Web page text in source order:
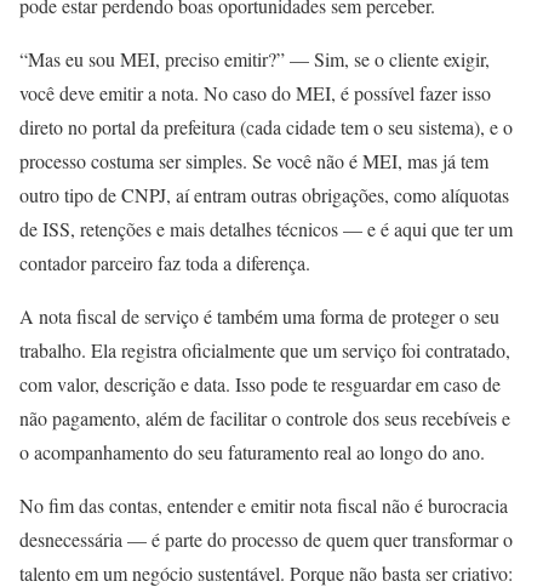
“Mas eu sou MEI, preciso emitir?” — Sim, se o cliente exigir,
você deve emitir a nota. No caso do MEI, é possível fazer isso
direto no portal da prefeitura (cada cidade tem o seu sistema), e o
processo costuma ser simples. Se você não é MEI, mas já tem
outro tipo de CNPJ, aí entram outras obrigações, como alíquotas
de ISS, retenções e mais detalhes técnicos — e é aqui que ter um
contador parceiro faz toda a diferença.
A nota fiscal de serviço é também uma forma de proteger o seu
trabalho. Ela registra oficialmente que um serviço foi contratado,
com valor, descrição e data. Isso pode te resguardar em caso de
não pagamento, além de facilitar o controle dos seus recebíveis e
o acompanhamento do seu faturamento real ao longo do ano.
No fim das contas, entender e emitir nota fiscal não é burocracia
desnecessária — é parte do processo de quem quer transformar o
talento em um negócio sustentável. Porque não basta ser criativo: